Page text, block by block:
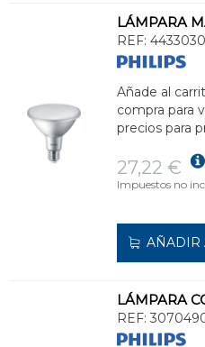
REF:
Añade al
compra para
precios para
27,22 €
Impuestos no
AÑADIR
REF: